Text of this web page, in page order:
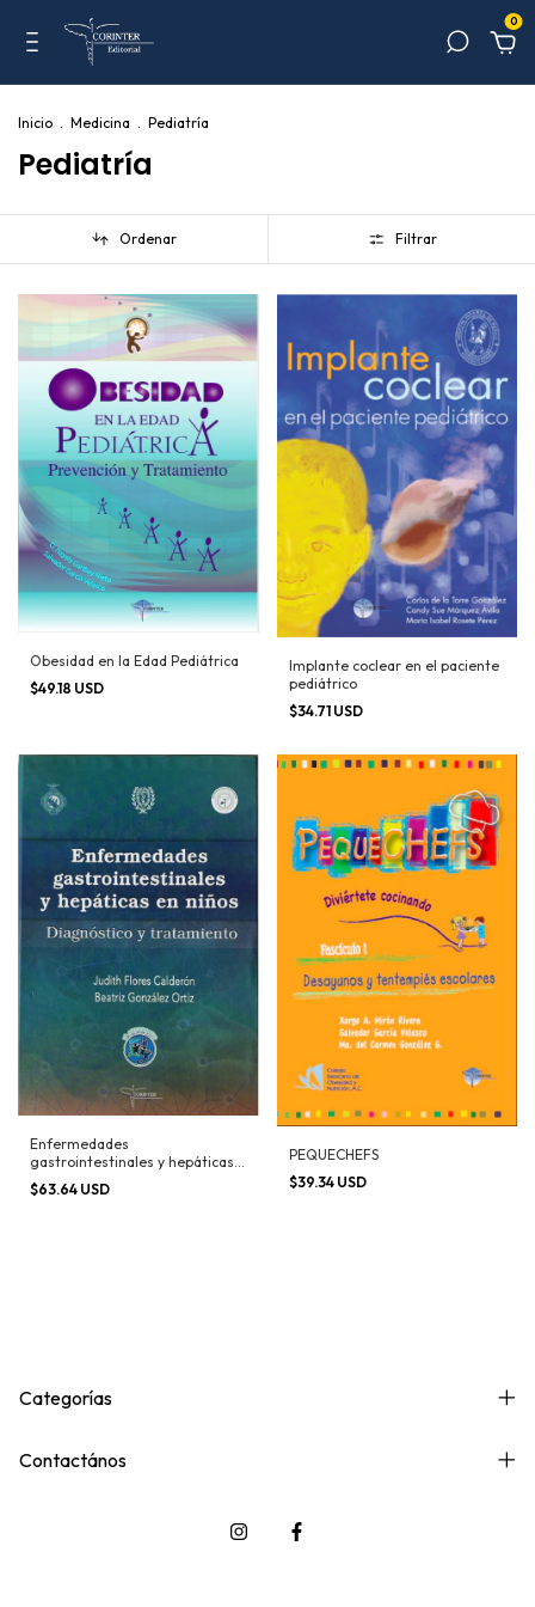
0
Inicio . Medicina . Pediatría
Pediatría
Ordenar Filtrar
Obesidad en la Edad Pediátrica
$49.18 USD
Implante coclear en el paciente
pediátrico
$34.71 USD
Enfermedades
gastrointestinales y hepáticas
en niños
$63.64 USD
PEQUECHEFS
$39.34 USD
Categorías
Contactános